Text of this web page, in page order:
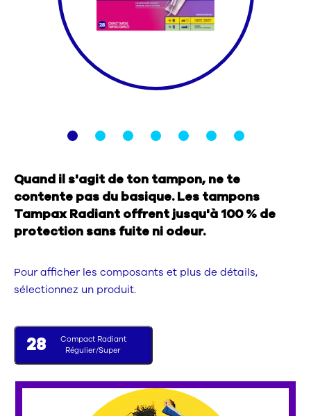
Nous contacter
Sélecteur de pays
Quand il s'agit de ton tampon, ne te
contente pas du basique. Les tampons
Tampax Radiant offrent jusqu'à 100 % de
protection sans fuite ni odeur.
Pour afficher les composants et plus de détails,
sélectionnez un produit.
28
Compact Radiant
Régulier/Super